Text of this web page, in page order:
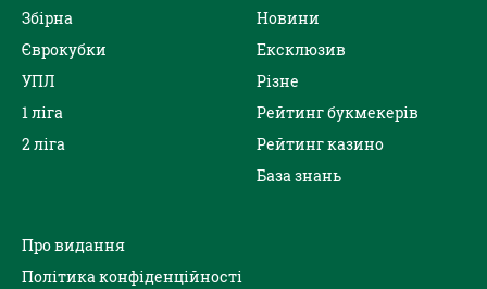
Збірна
Єврокубки
УПЛ
1 ліга
2 ліга
Новини
Ексклюзив
Різне
Рейтинг букмекерів
Рейтинг казино
База знань
Про видання
Політика конфіденційності